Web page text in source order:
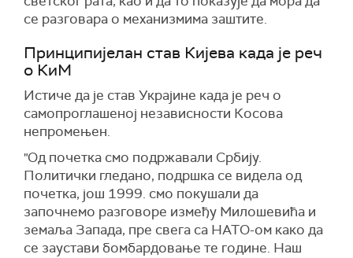
се разговара о механизмима заштите.
Принципијелан став Кијева када је реч
о КиМ
Истиче да је став Украјине када је реч о
самопроглашеној независности Косова
непромењен.
"Од почетка смо подржавали Србију.
Политички гледано, подршка се видела од
почетка, још 1999. смо покушали да
започнемо разговоре између Милошевића и
земаља Запада, пре свега са НАТО-ом како да
се заустави бомбардовање те године. Наш